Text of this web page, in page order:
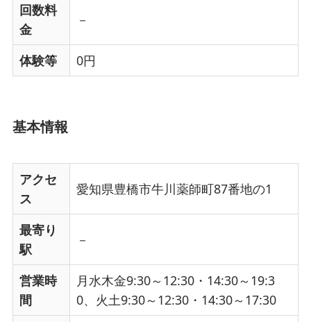
回数料
金
－
体験等 0円
基本情報
アクセ
ス
愛知県豊橋市牛川薬師町87番地の1
最寄り
駅
－
営業時
間
月水木金9:30～12:30・14:30～19:3
0、火土9:30～12:30・14:30～17:30